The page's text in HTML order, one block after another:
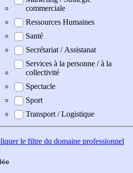
commerciale
Ressources Humaines
Santé
Secrétariat / Assistanat
Services à la personne / à la
collectivité
Spectacle
Sport
Transport / Logistique
le filtre du domaine professionnel